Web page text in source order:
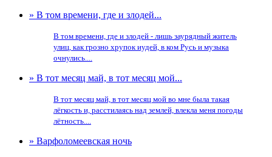
» В том времени, где и злодей...
В том времени, где и злодей - лишь заурядный житель
улиц, как грозно хрупок иудей, в ком Русь и музыка
очнулись....
» В тот месяц май, в тот месяц мой...
В тот месяц май, в тот месяц мой во мне была такая
лёгкость и, расстилаясь над землей, влекла меня погоды
лётность....
» Варфоломеевская ночь